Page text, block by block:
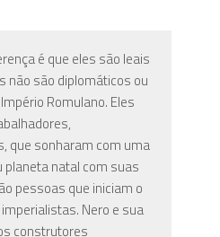
é que eles são leais
não são diplomáticos ou
Romulano. Eles
que sonharam com uma
planeta natal com suas
pessoas que iniciam o
Nero e sua
construtores